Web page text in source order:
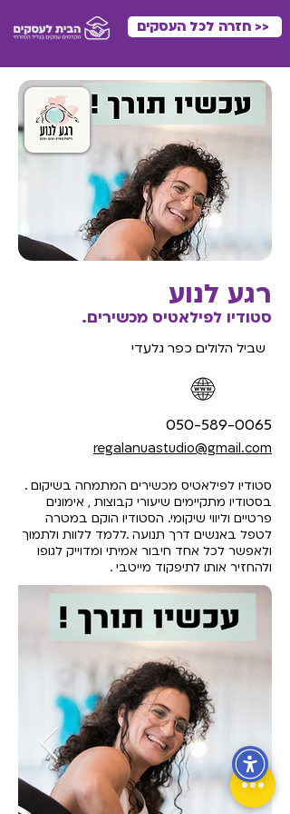
<< חזרה לכל העסקים
רגע לנוע
סטודיו לפילאטיס מכשירים.
שביל הלולים כפר גלעדי
050-589-0065
regalanuastudio@gmail.com
סטודיו לפילאטיס מכשירים המתמחה בשיקום .
בסטודיו מתקיימים שיעורי קבוצות , אימונים
פרטיים וליווי שיקומי. הסטודיו הוקם במטרה
לטפל באנשים דרך תנועה .ללמד ללוות ולתמוך
ולאפשר לכל אחד חיבור אמיתי ומדוייק לגופו
ולהחזיר אותו לתיפקוד מייטבי .